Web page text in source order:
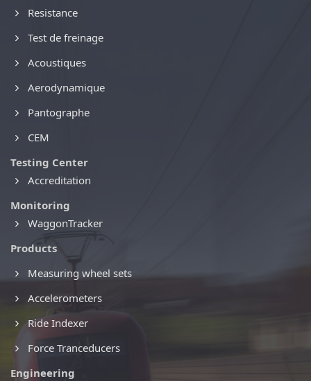
Resistance
Test de freinage
Acoustiques
Aerodynamique
Pantographe
CEM
Testing Center
Accreditation
Monitoring
WaggonTracker
Products
Measuring wheel sets
Accelerometers
Ride Indexer
Force Tranceducers
Engineering